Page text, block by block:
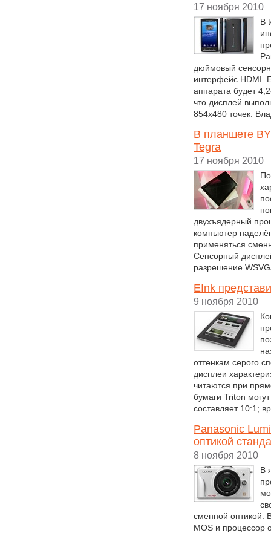
17 ноября 2010
В
дюймовый
интерфейс HDMI.
аппарата будет
что дисплей
854x480 точек.
В планшете
Tegra
17 ноября 2010
двухъядерный
компьютер
применяться
Сенсорный
разрешение
EInk
9 ноября 2010
оттенкам серого
дисплеи
читаются при
бумаги Triton
составляет 10:1;
Panasonic
оптикой
8 ноября 2010
В
сменной оптикой.
MOS и процессор